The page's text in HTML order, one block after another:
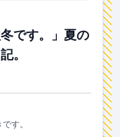
。」夏の高尾山に登
です。」夏の
。
す。